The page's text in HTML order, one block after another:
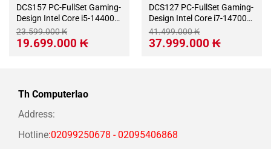
DCS157 PC-FullSet Gaming-
Design Intel Core i5-14400
Max Turbo 4.7Ghz 10 nhân-
16 luồng Mainboard B760M
23.599.000₭
Giá
gốc
19.699.000 ₭Giá
hiện
DCS127 PC-FullSet Gaming-
Design Intel Core i7-14700K
Max Turbo 5.6Ghz 20 nhân-
28 luồng Mainboard Z790
41.499.000₭
Giá
gốc
37.999.000 ₭Giá
hiện
Th Computerlao
Address:
Hotline:02099250678 - 02095406868